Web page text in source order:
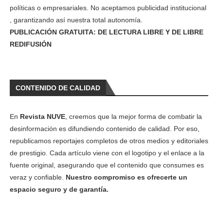
políticas o empresariales. No aceptamos publicidad institucional
, garantizando así nuestra total autonomía.
PUBLICACIÓN GRATUITA: DE LECTURA LIBRE Y DE LIBRE
REDIFUSIÓN
CONTENIDO DE CALIDAD
En Revista NUVE , creemos que la mejor forma de combatir la
desinformación es difundiendo contenido de calidad. Por eso,
republicamos reportajes completos de otros medios y editoriales
de prestigio. Cada artículo viene con el logotipo y el enlace a la
fuente original, asegurando que el contenido que consumes es
veraz y confiable. Nuestro compromiso es ofrecerte un
espacio seguro y de garantía.